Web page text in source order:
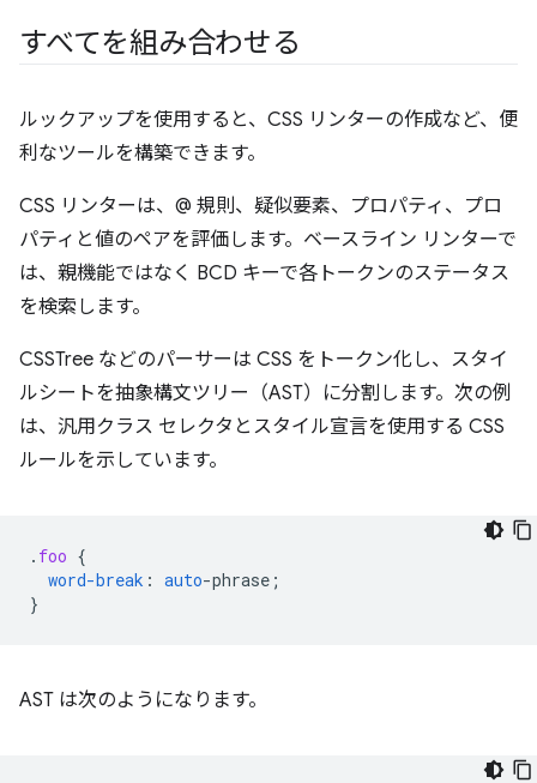
すべてを組み合わせる
ルックアップを使用すると、CSS リンターの作成など、便
利なツールを構築できます。
CSS リンターは、@ 規則、疑似要素、プロパティ、プロ
パティと値のペアを評価します。ベースライン リンターで
は、親機能ではなく BCD キーで各トークンのステータス
を検索します。
CSSTree などのパーサーは CSS をトークン化し、スタイ
ルシートを抽象構文ツリー（AST）に分割します。次の例
は、汎用クラス セレクタとスタイル宣言を使用する CSS
ルールを示しています。
. foo {
word-break : auto-phrase ;
}
AST は次のようになります。